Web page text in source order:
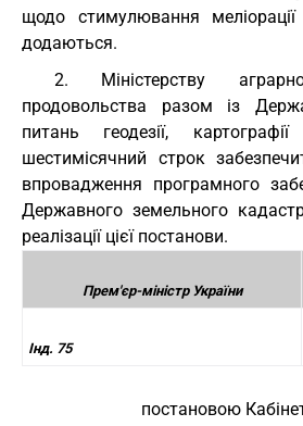
щодо стимулювання
додаються.
2. Міністерству
продовольства разом із
питань геодезії,
шестимісячний строк
впровадження програмного
Державного земельного
реалізації цієї постанови.
Прем'єр-міністр України
Інд. 75
постановою